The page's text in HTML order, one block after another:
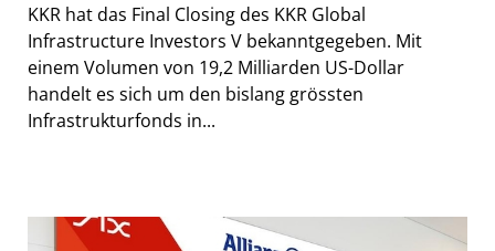
KKR hat das Final Closing des KKR Global
Infrastructure Investors V bekanntgegeben. Mit
einem Volumen von 19,2 Milliarden US-Dollar
handelt es sich um den bislang grössten
Infrastrukturfonds in...